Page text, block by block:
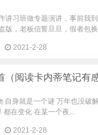
讲习班做专题演讲，事前我
版，老板信誓旦旦，假者包
2021-2-28
阅读卡内蒂笔记有感
自身就是一个谜 万年也没
在变化 在某一个夜...
2021-2-28